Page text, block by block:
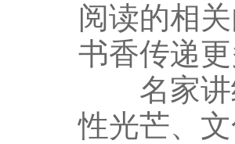
阅读的相
书香传递
名家讲经
性光芒、